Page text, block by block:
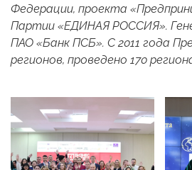
Федерации, проекта
Партии «ЕДИНАЯ РОССИЯ».
ПАО «Банк ПСБ». С 2011 года
регионов, проведено 170